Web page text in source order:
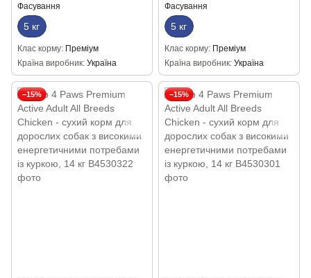
Фасування
5 кг
Клас корму Преміум
Країна виробник Україна
Фасування
5 кг
Клас корму Преміум
Країна виробник Україна
−15% −15%